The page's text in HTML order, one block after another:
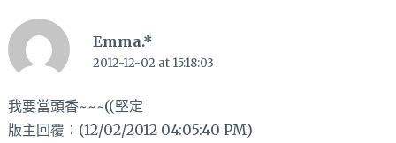
Emma.*
2012-12-02 at 15:18:03
我要當頭香~~~((堅定
版主回覆：(12/02/2012 04:05:40 PM)